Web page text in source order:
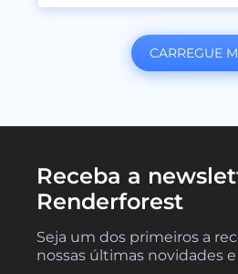
CARREGUE
Receba a
Renderforest
Seja um dos primeiros a
nossas últimas novidades